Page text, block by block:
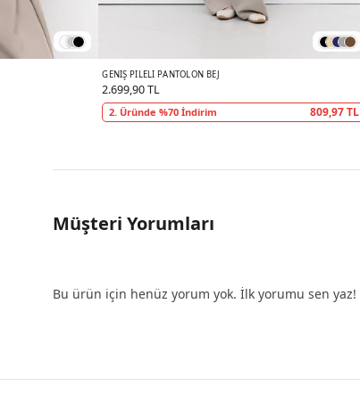
GENIŞ PILELI PANTOLON BEJ
2.699,90 TL
2. Üründe %70 İndirim 809,97 TL
Müşteri Yorumları
Bu ürün için henüz yorum yok. İlk yorumu sen yaz!